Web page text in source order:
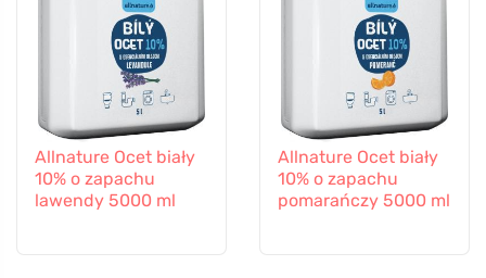
Allnature Ocet biały
10% o zapachu
lawendy 5000 ml
Allnature Ocet biały
10% o zapachu
pomarańczy 5000 ml